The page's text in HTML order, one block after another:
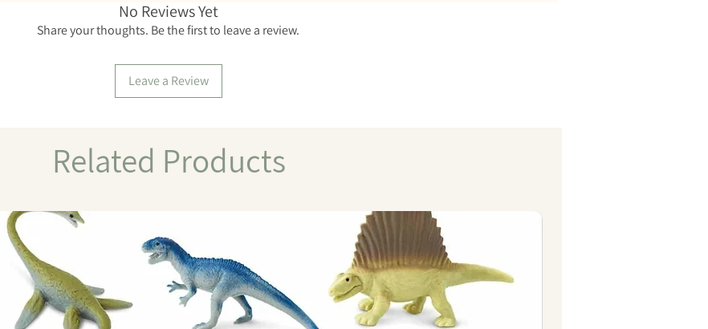
No Reviews Yet
Share your thoughts. Be the first to leave a review.
Leave a Review
Related Products